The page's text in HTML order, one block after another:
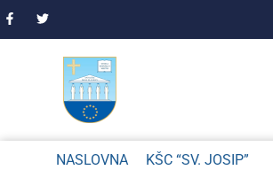
NASLOVNA KŠC “SV. JOSIP”